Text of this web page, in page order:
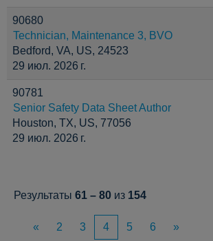
90680
Technician, Maintenance 3, BVO
Bedford, VA, US, 24523
29 июл. 2026 г.
90781
Senior Safety Data Sheet Author
Houston, TX, US, 77056
29 июл. 2026 г.
Результаты 61 – 80 из 154
« 2 3 4 5 6 »